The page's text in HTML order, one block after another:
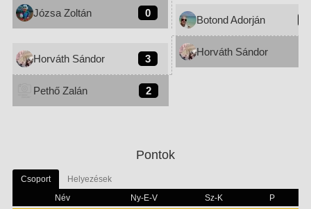
Józsa Zoltán 0
Botond Adorján
Horváth Sándor 3
Horváth Sándor
Pethő Zalán 2
Pontok
Csoport
Helyezések
Név
Ny-E-V Sz-K
P